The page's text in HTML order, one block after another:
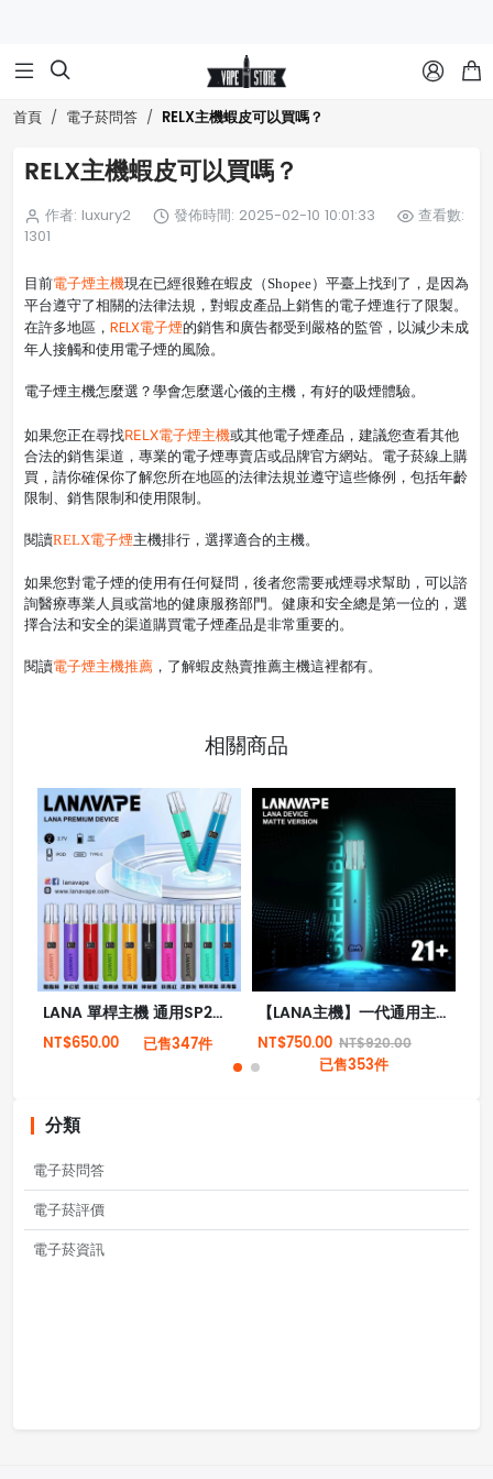
  
首頁 電子菸問答 RELX主機蝦皮可以買嗎？
RELX主機蝦皮可以買嗎？
作者: luxury2 發佈時間: 2025-02-10 10:01:33
查看數:
1301
目前電子煙主機現在已經很難在蝦皮（Shopee）平臺上找到了 ，是因為
平台遵守了相關的法律法規， 對蝦皮產品上銷售的電子煙進行了限製。
在許多地區， RELX電子煙的銷售和廣告都受到嚴格的監管，以減少未成
年人接觸和使用電子煙的風險。
電子煙主機怎麼選？學會怎麼選心儀的主機，有好的吸煙體驗。
如果您正在尋找RELX電子煙主機或其他電子煙產品，建議您查看其他
合法的銷售渠道，專業的電子煙專賣店或品牌官方網站。電子菸線上購
買，請你確保你了解您所在地區的法律法規並遵守這些條例，包括年齡
限制、銷售限制和使用限制。
閱讀RELX電子煙主機排行，選擇適合的主機。
如果您對電子煙的使用有任何疑問，後者您需要戒煙尋求幫助，可以諮
詢醫療專業人員或當地的健康服務部門。健康和安全總是第一位的，選
擇合法和安全的渠道購買電子煙產品是非常重要的。
閱讀電子煙主機推薦 ，了解蝦皮熱賣推薦主機這裡都有。
相關商品
LANA 單桿主機 通用SP2、RELX一代 皮革主機 電子煙主機
NT$650.00 已售347件
【LANA主機】一代通用主機 | LANA霧化器 | 通用RELX | SP2S一代煙彈 | 台灣電子煙
NT$750.00 NT$920.00
已售353件
分類
電子菸問答
電子菸評價
電子菸資訊